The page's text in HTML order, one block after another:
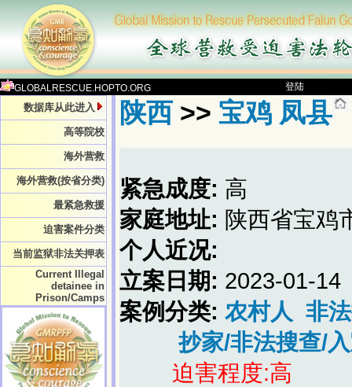
GLOBALRESCUE.HOPTO.ORG 登陆
数据库从此进入
高等院校
海外营救
海外营救(按省分类)
最紧急救援
迫害案件分类
当前监狱非法关押表
Current Illegal
detainee in
Prison/Camps
陕西 >> 宝鸡 凤县
紧急成度: 高
家庭地址: 陕西省宝鸡
个人近况:
立案日期: 2023-01-14
案例分类: 农村人 非
抄家/非法搜查/
迫害程度:高